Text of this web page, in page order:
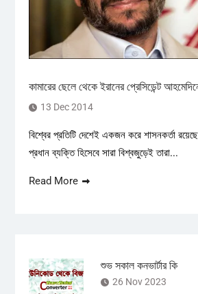
কামারের ছেলে থেকে ইরানের প্রেসিডেন্ট
13 Dec 2014
বিশ্বের প্রতিটি দেশেই একজন করে শাসনকর্তা
প্রধান ব্যক্তি হিসেবে সারা বিশ্বজুড়েই তারা...
Read More
শুভ সকাল কনভার্টার কি
26 Nov 2023